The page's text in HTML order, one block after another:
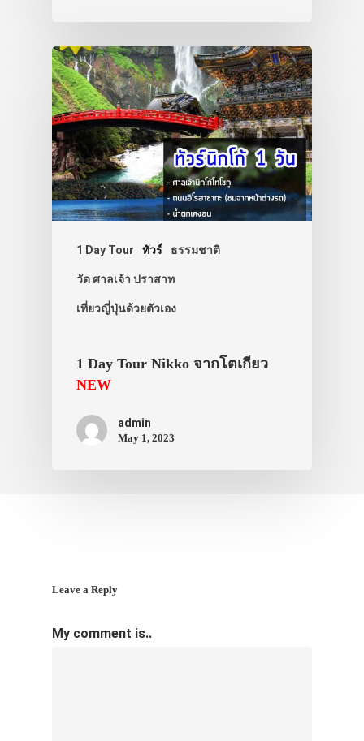
1 Day Tour ทัวร์ ธรรมชาติ
วัด ศาลเจ้า ปราสาท
เที่ยวญี่ปุ่นด้วยตัวเอง
1 Day Tour Nikko จากโตเกียว
NEW
admin
May 1, 2023
Leave a Reply
My comment is..
ประเทศญี่ปุ่น
เที่ยวญี่ปุ่นด้ว
เอง
รถบัส
VIDEO